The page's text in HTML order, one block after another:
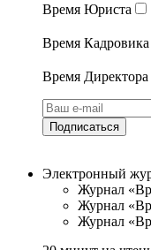
Время Юриста
Время Кадровика
Время Директора
Подписаться
Электронный
Журнал
Журнал
Журнал